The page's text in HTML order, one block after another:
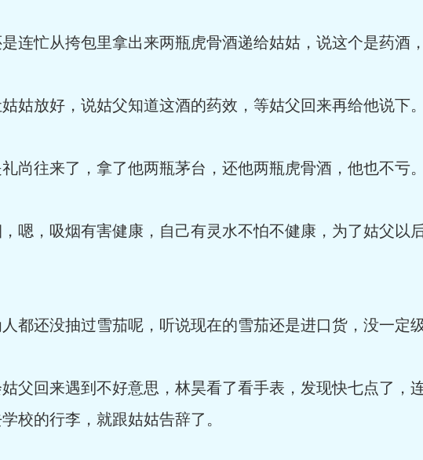
连忙从挎包里拿出来两瓶虎骨酒递给姑姑，说这个是药酒
姑放好，说姑父知道这酒的药效，等姑父回来再给他说下。
尚往来了，拿了他两瓶茅台，还他两瓶虎骨酒，他也不亏。
嗯，吸烟有害健康，自己有灵水不怕不健康，为了姑父以
都还没抽过雪茄呢，听说现在的雪茄还是进口货，没一定
父回来遇到不好意思，林昊看了看手表，发现快七点了，
校的行李，就跟姑姑告辞了。